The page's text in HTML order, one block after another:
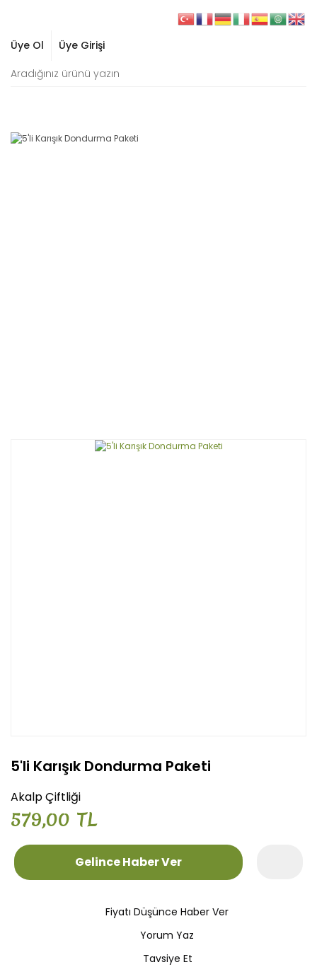
Üye Ol Üye Girişi
5'li Karışık Dondurma Paketi
Akalp Çiftliği
579,00 TL
Gelince Haber Ver
Fiyatı Düşünce Haber Ver
Yorum Yaz
Tavsiye Et